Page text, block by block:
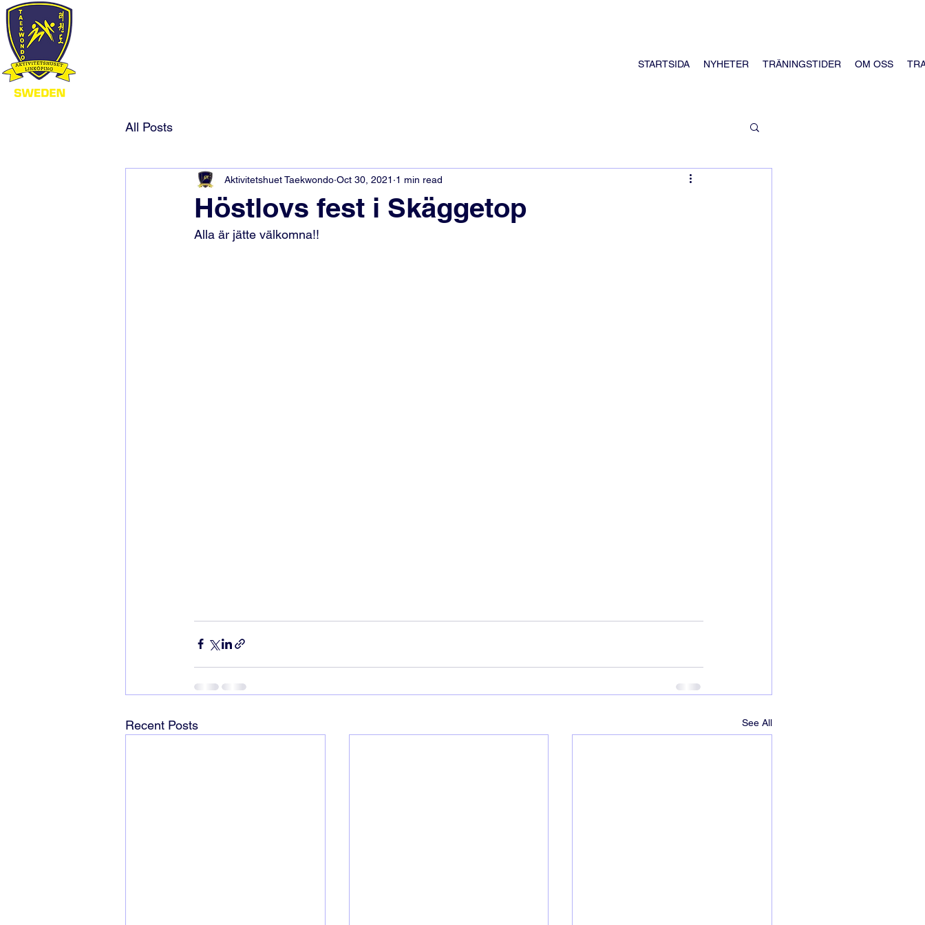
STARTSIDA NYHETER TRÄNINGSTIDER OM OSS
All Posts
Höstlovs fest i Skäggetop
Aktivitetshuet Taekwondo Oct 30, 2021 1 min read
Alla är jätte välkomna!!
Recent Posts See All